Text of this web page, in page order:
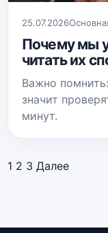
25.07.2026
Почему мы
читать их
Важно
значит
минут.
Пагинация
1 2 3 Далее